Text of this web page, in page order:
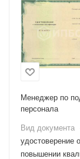
Менеджер по
персонала
Вид документа
удостоверение о
повышении